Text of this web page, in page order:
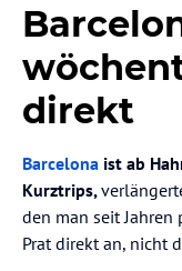
direkt
Barcelona ist ab
Kurztrips,
den man seit
Prat direkt an, nicht